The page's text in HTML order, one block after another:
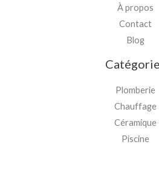
À propos
Contact
Blog
Plomberie
Chauffage
Céramique
Piscine